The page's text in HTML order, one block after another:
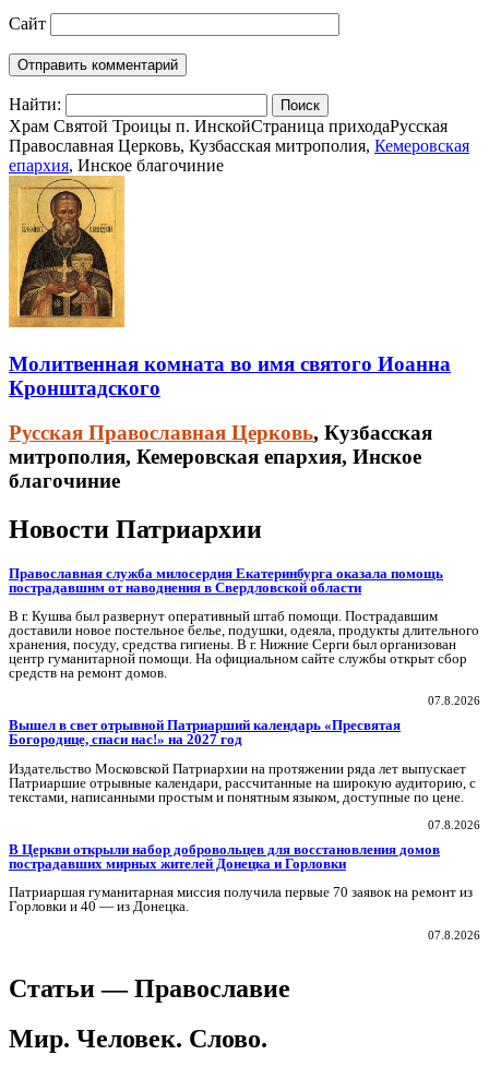
Сайт
Найти:
Храм Святой Троицы п. ИнскойСтраница приходаРусская
Православная Церковь, Кузбасская митрополия, Кемеровская
епархия, Инское благочиние
Молитвенная комната во имя святого Иоанна
Кронштадского
Русская Православная Церковь, Кузбасская
митрополия, Кемеровская епархия, Инское
благочиние
Новости Патриархии
Православная служба милосердия Екатеринбурга оказала помощь
пострадавшим от наводнения в Свердловской области
В г. Кушва был развернут оперативный штаб помощи. Пострадавшим
доставили новое постельное белье, подушки, одеяла, продукты длительного
хранения, посуду, средства гигиены. В г. Нижние Серги был организован
центр гуманитарной помощи. На официальном сайте службы открыт сбор
средств на ремонт домов.
07.8.2026
Вышел в свет отрывной Патриарший календарь «Пресвятая
Богородице, спаси нас!» на 2027 год
Издательство Московской Патриархии на протяжении ряда лет выпускает
Патриаршие отрывные календари, рассчитанные на широкую аудиторию, с
текстами, написанными простым и понятным языком, доступные по цене.
07.8.2026
В Церкви открыли набор добровольцев для восстановления домов
пострадавших мирных жителей Донецка и Горловки
Патриаршая гуманитарная миссия получила первые 70 заявок на ремонт из
Горловки и 40 — из Донецка.
07.8.2026
Статьи — Православие
Мир. Человек. Слово.